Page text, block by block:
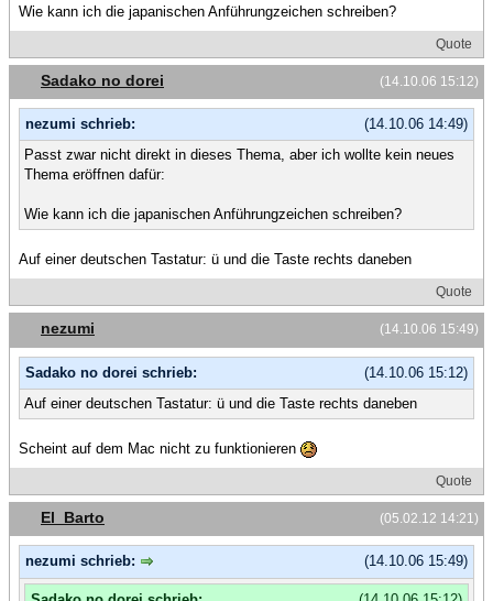
Wie kann ich die japanischen Anführungzeichen schreiben?
Quote
(14.10.06 15:12)
Sadako no dorei
(14.10.06 14:49)
nezumi schrieb:
Passt zwar nicht direkt in dieses Thema, aber ich wollte kein neues
Thema eröffnen dafür:
Wie kann ich die japanischen Anführungzeichen schreiben?
Auf einer deutschen Tastatur: ü und die Taste rechts daneben
Quote
(14.10.06 15:49)
nezumi
(14.10.06 15:12)
Sadako no dorei schrieb:
Auf einer deutschen Tastatur: ü und die Taste rechts daneben
Scheint auf dem Mac nicht zu funktionieren
Quote
(05.02.12 14:21)
El_Barto
(14.10.06 15:49)
nezumi schrieb: